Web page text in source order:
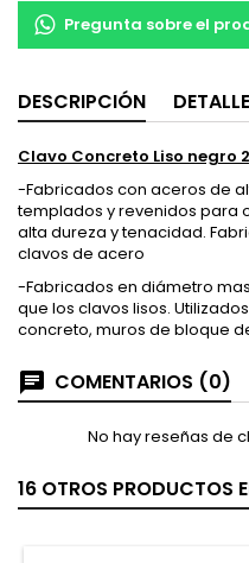
Pregunta sobre el
DESCRIPCIÓN
Clavo Concreto Liso negro
-Fabricados con aceros de
templados y revenidos para
alta dureza y tenacidad.
clavos de acero
-Fabricados en diámetro
que los clavos lisos.
concreto, muros de bloque
COMENTARIOS (0)
No hay reseñas de
16 OTROS PRODUCTOS